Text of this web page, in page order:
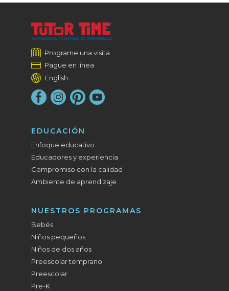
Programe una visita
Pague en línea
English
EDUCACIÓN
Enfoque educativo
Educadores y experiencia
Compromiso con la calidad
Ambiente de aprendizaje
NUESTROS PROGRAMAS
Bebés
Niños pequeños
Niños de dos años
Preescolar temprano
Preescolar
Pre-K